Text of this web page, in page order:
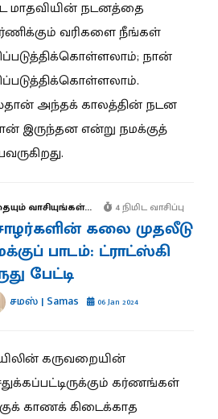
மாதவியின் நடனத்தை
வரிகளை நீங்கள்
நான்
அந்தக் காலத்தின் நடன
இருந்தன என்று நமக்குத்
வாசியுங்கள்... 4 நிமிட வாசிப்பு
கலை முதலீடு
பாடம்: ட்ராட்ஸ்கி
பேட்டி
சமஸ் | Samas 06 Jan 2024
கருவறையின்
கர்ணங்கள்
காணக் கிடைக்காத